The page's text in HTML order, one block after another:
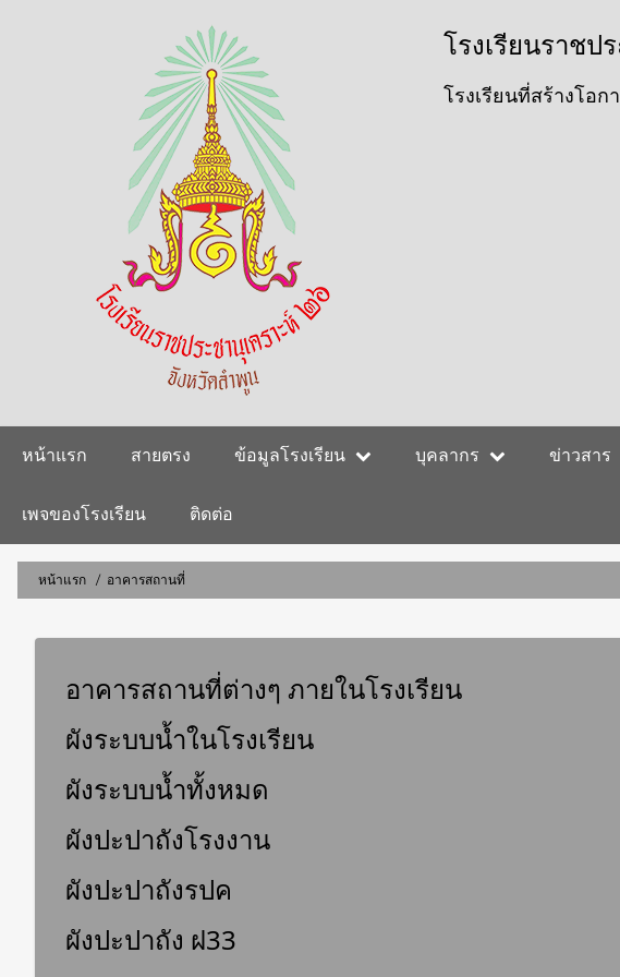
โรงเรียนราชป
โรงเรียนที่สร้างโอ
Main
navigation
หน้าแรก สายตรง ข้อมูลโรงเรียน บุคลากร ข่าวสาร
เพจของโรงเรียน ติดต่อ
การ
แสดง
เส้น
ทาง
หน้าแรก อาคารสถานที่
อาคารสถานที่ต่างๆ ภายในโรงเรียน
ผังระบบน้ำในโรงเรียน
ผังระบบน้ำทั้งหมด
ผังปะปาถังโรงงาน
ผังปะปาถังรปค
ผังปะปาถัง ฝ33